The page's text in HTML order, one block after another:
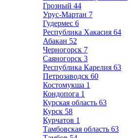
Грозный 44
Урус-Мартан 7
Гудермес 6
Республика Хакасия 64
Абакан 52
Черногорск 7
Саяногорск 3
Республика Карелия 63
Петрозаводск 60
Костомукша 1
Кондопога 1
Курская область 63
Курск 58
Курчатов 1
Тамбовская область 63